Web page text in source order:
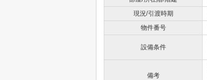
現況/引渡時期
物件番号
設備条件
備考